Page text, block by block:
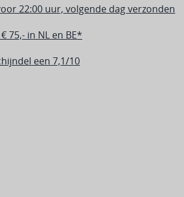
22:00 uur, volgende dag verzonden
75,- in NL en BE*
een 7,1/10